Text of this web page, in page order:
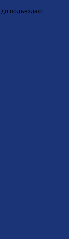
до подъезда/p